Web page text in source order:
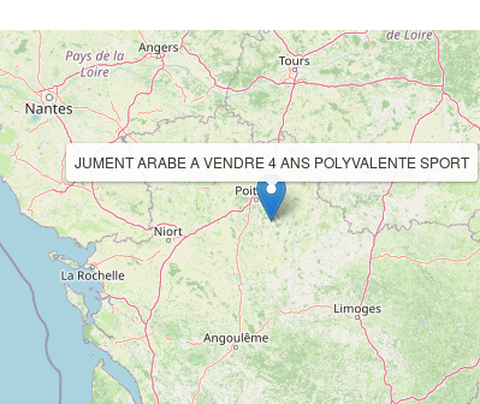
JUMENT ARABE A VENDRE 4 ANS POLYVALENTE SPORT